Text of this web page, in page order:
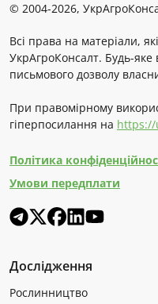
© 2004-2026,
Всі права на матеріали,
УкрАгроКонсалт. Будь-яке
письмового дозволу
При правомірному
гіперпосилання на https://
Політика
Умови передплати
Дослідження
Рослинництво